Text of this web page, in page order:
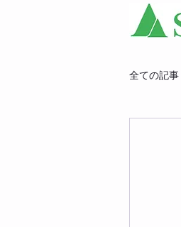
全ての記事